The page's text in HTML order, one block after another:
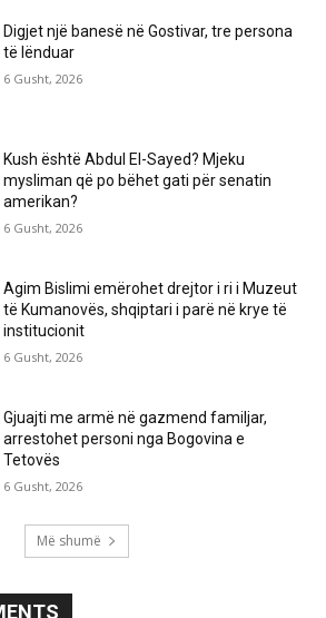
Digjet një banesë në Gostivar, tre persona
të lënduar
6 Gusht, 2026
Kush është Abdul El-Sayed? Mjeku
mysliman që po bëhet gati për senatin
amerikan?
6 Gusht, 2026
Agim Bislimi emërohet drejtor i ri i Muzeut
të Kumanovës, shqiptari i parë në krye të
institucionit
6 Gusht, 2026
Gjuajti me armë në gazmend familjar,
arrestohet personi nga Bogovina e
Tetovës
6 Gusht, 2026
Më shumë